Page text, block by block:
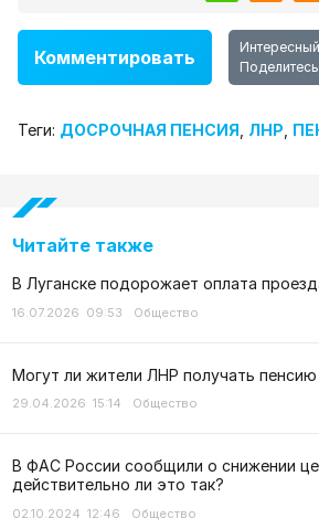
Комментировать
Теги: ДОСРОЧНАЯ ПЕНСИЯ ЛНР
Читайте также
В Луганске подорожает оплата
16.07.2026 09:53 Общество
Могут ли жители ЛНР получать
29.04.2026 15:14 Общество
В ФАС России сообщили о снижении
действительно ли это так?
02.10.2024 12:46 Общество